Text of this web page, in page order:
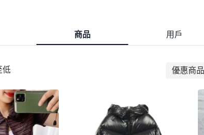
商品 用戶
低 優惠商品